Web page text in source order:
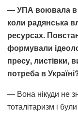
— УПА воювала в
коли радянська
ресурсах.
формували
пресу, листівки,
потреба в
— Вона нікуди не
тоталітаризм і